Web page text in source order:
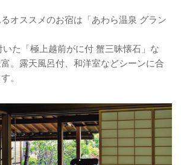
オススメのお宿は「あわら温泉 グラン
た「極上越前がに付 蟹三昧懐石」な
。露天風呂付、和洋室などシーンに合
。